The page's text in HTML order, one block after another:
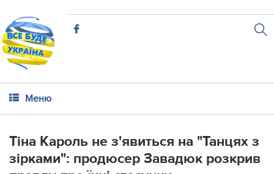
Меню
Тіна Кароль не з'явиться на "Танцях з
зірками": продюсер Завадюк розкрив